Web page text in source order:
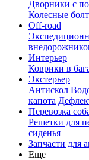
Дворники с
Колесные
Off-road
Интерьер
Коврики в
Экстерьер
Антискол
капота
Перевозка
Решетки для
сиденья
Запчасти для
Еще